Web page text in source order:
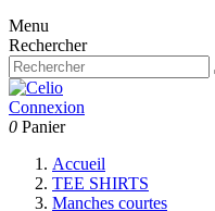
Menu
Rechercher
Connexion
0 Panier
Accueil
TEE SHIRTS
Manches courtes